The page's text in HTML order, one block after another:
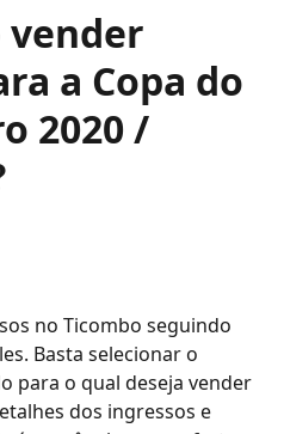
vender
a Copa do
2020 /
no Ticombo seguindo
Basta selecionar o
para o qual deseja vender
dos ingressos e